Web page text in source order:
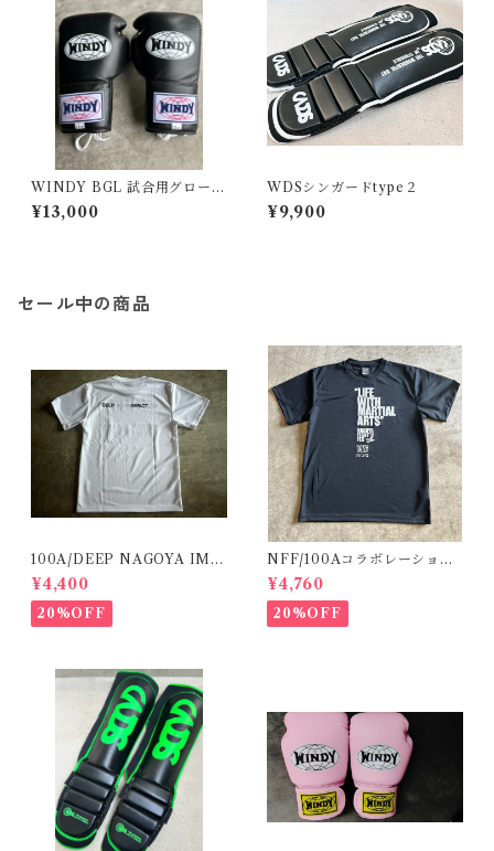
WINDY BGL 試合用グローブ
12oz
¥13,000
WDSシンガードtype２
¥9,900
セール中の商品
100A/DEEP NAGOYA IMP
ACT DRYT
¥4,400
20%OFF
NFF/100Aコラボレーション
T
¥4,760
20%OFF